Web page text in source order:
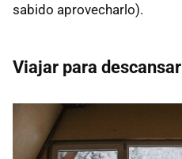
sabido aprovecharlo).
Viajar para descansar